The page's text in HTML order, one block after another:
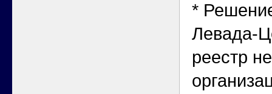
*
Левада-
реестр